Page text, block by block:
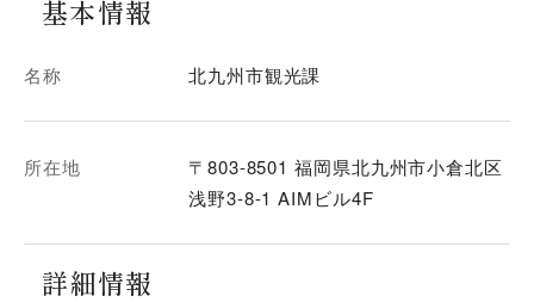
基本情報
名称 北九州市観光課
所在地
〒803-8501 福岡県北九州市小倉北区
浅野3-8-1 AIMビル4F
詳細情報